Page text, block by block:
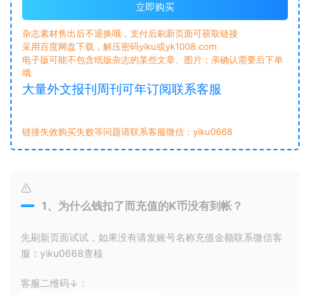
立即购买
杂志素材售出后不退换哦，支付后刷新页面可获取链接
采用百度网盘下载，解压密码yiku或yk1008.com
电子版可能不包含纸版杂志的某些文章、图片；亲确认需要后下单
哦
大量外文报刊周刊可年订阅联系客服
链接失效购买失败等问题请联系客服微信：yiku0668
1、为什么钱扣了而充值的K币没有到帐？
先刷新页面试试，如果没有请发账号名称充值金额联系微信客
服：yiku0668查核
客服二维码↓：